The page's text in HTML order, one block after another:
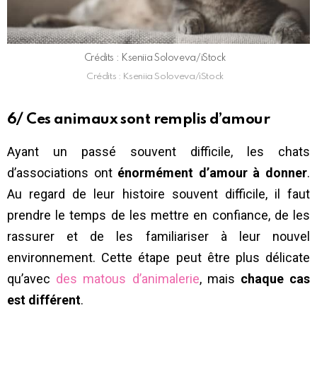
Crédits : Kseniia Soloveva/iStock
Crédits : Kseniia Soloveva/iStock
6/ Ces animaux sont remplis d’amour
Ayant un passé souvent difficile, les chats
d’associations ont énormément d’amour à donner.
Au regard de leur histoire souvent difficile, il faut
prendre le temps de les mettre en confiance, de les
rassurer et de les familiariser à leur nouvel
environnement. Cette étape peut être plus délicate
qu’avec des matous d’animalerie, mais chaque cas
est différent.